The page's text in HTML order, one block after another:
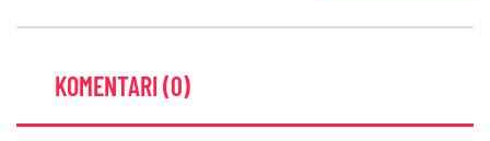
KOMENTARI (0)